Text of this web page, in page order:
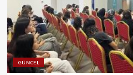
GÜNCEL